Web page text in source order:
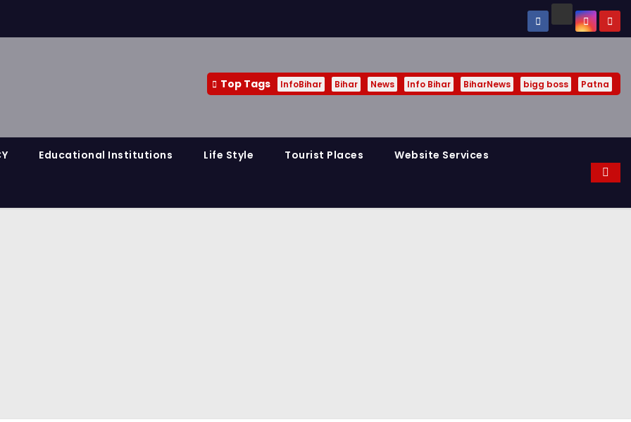
Top Tags InfoBihar Bihar News Info Bihar BiharNews bigg boss Patna
Educational Institutions Life Style Tourist Places Website Services